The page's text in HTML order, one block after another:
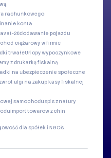
rachunkowego
konta
vat-26dodawanie pojazdu
ciężarowy w firmie
trwałeUrlopy wypoczynkowe
z drukarką fiskalną
na ubezpieczenie społeczne
ulgi na zakup kasy fiskalnej
samochoduspis z natury
import towarów z chin
dla spółek i NGO's